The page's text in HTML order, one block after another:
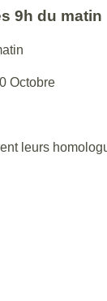
9h du matin
Octobre
leurs